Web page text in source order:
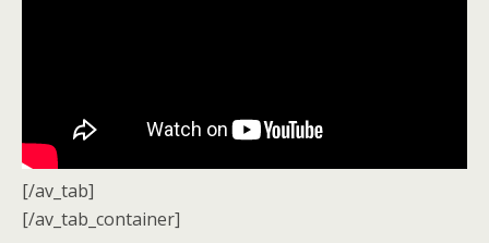
[/av_tab]
[/av_tab_container]